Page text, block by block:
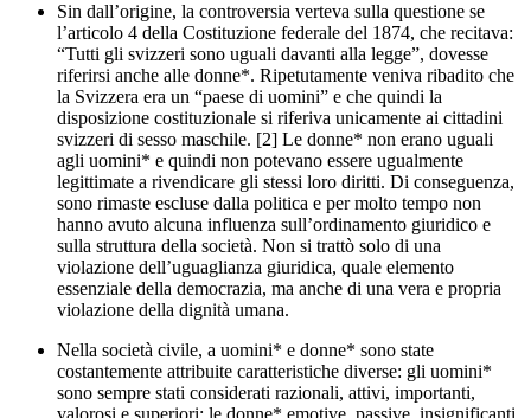
Sin dall’origine, la controversia verteva sulla questione se
l’articolo 4 della Costituzione federale del 1874, che recitava:
“Tutti gli svizzeri sono uguali davanti alla legge”, dovesse
riferirsi anche alle donne*. Ripetutamente veniva ribadito che
la Svizzera era un “paese di uomini” e che quindi la
disposizione costituzionale si riferiva unicamente ai cittadini
svizzeri di sesso maschile. [2] Le donne* non erano uguali
agli uomini* e quindi non potevano essere ugualmente
legittimate a rivendicare gli stessi loro diritti. Di conseguenza,
sono rimaste escluse dalla politica e per molto tempo non
hanno avuto alcuna influenza sull’ordinamento giuridico e
sulla struttura della società. Non si trattò solo di una
violazione dell’uguaglianza giuridica, quale elemento
essenziale della democrazia, ma anche di una vera e propria
violazione della dignità umana.
Nella società civile, a uomini* e donne* sono state
costantemente attribuite caratteristiche diverse: gli uomini*
sono sempre stati considerati razionali, attivi, importanti,
valorosi e superiori; le donne* emotive, passive, insignificanti